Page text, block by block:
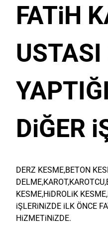
FATiH
USTASI
DiĞER
DERZ KESME,BETON
KESME,HiDROLiK
iŞLERiNiZDE iLK ÖNCE
HiZMETiNiZDE.